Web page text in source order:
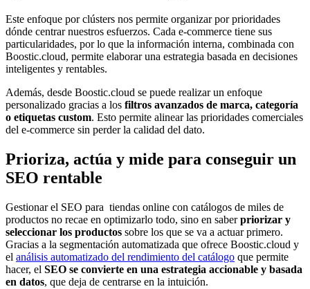
Este enfoque por clústers nos permite organizar por prioridades
dónde centrar nuestros esfuerzos. Cada e-commerce tiene sus
particularidades, por lo que la información interna, combinada con
Boostic.cloud, permite elaborar una estrategia basada en decisiones
inteligentes y rentables.
Además, desde Boostic.cloud se puede realizar un enfoque
personalizado gracias a los filtros avanzados de marca, categoría
o etiquetas custom. Esto permite alinear las prioridades comerciales
del e-commerce sin perder la calidad del dato.
Prioriza, actúa y mide para conseguir un
SEO rentable
Gestionar el SEO para tiendas online con catálogos de miles de
productos no recae en optimizarlo todo, sino en saberpriorizar y
seleccionar los productos sobre los que se va a actuar primero.
Gracias a la segmentación automatizada que ofrece Boostic.cloud y
el análisis automatizado del rendimiento del catálogo que permite
hacer, el SEO se convierte en una estrategia accionable y basada
en datos, que deja de centrarse en la intuición.